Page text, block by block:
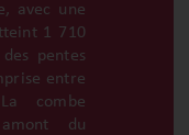
avec une
1 710
pentes
entre
combe
du